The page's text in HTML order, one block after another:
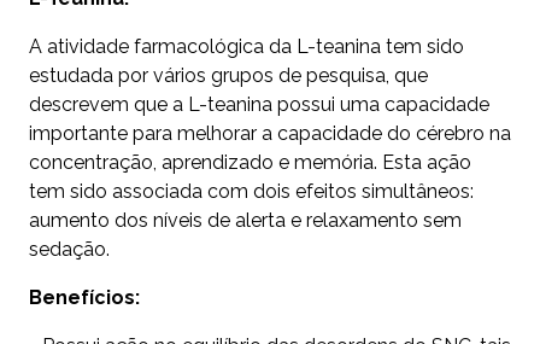
A atividade farmacológica da L-teanina tem sido
estudada por vários grupos de pesquisa, que
descrevem que a L-teanina possui uma capacidade
importante para melhorar a capacidade do cérebro na
concentração, aprendizado e memória. Esta ação
tem sido associada com dois efeitos simultâneos:
aumento dos níveis de alerta e relaxamento sem
sedação.
Benefícios: